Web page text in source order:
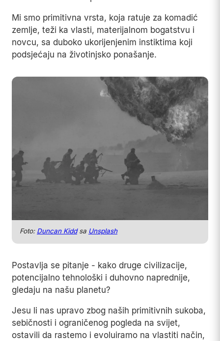
Mi smo primitivna vrsta, koja ratuje za komadić
zemlje, teži ka vlasti, materijalnom bogatstvu i
novcu, sa duboko ukorijenjenim instiktima koji
podsjećaju na životinjsko ponašanje.
Foto: Duncan Kiddsa Unsplash
Postavlja se pitanje - kako druge civilizacije,
potencijalno tehnološki i duhovno naprednije,
gledaju na našu planetu?
Jesu li nas upravo zbog naših primitivnih sukoba,
sebičnosti i ograničenog pogleda na svijet,
ostavili da rastemo i evoluiramo na vlastiti način,